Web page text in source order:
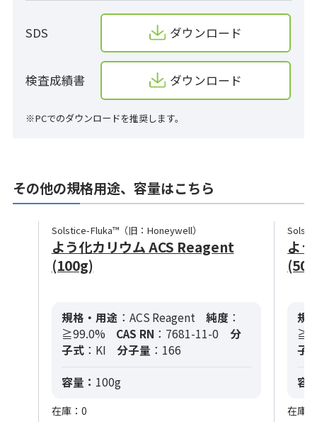
SDS ダウンロード
検査成績書 ダウンロード
※PCでのダウンロードを推奨します。
その他の規格用途、容量はこちら
Solstice-Fluka™（旧：Honeywell）
よう化カリウム ACS Reagent
(100g)
規格・用途 ：ACS Reagent 純度 ：
≧99.0%
CAS RN ：7681-11-0
分
子式：KI 分子量 ：166
容量： 100g
在庫：0
よ
規
子
容
在庫